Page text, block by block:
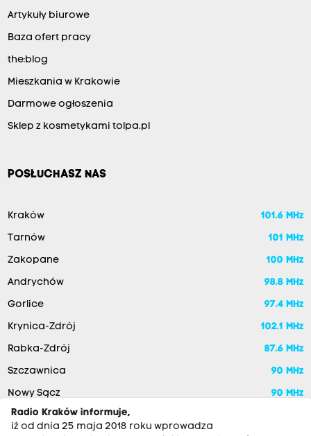
Artykuły biurowe
Baza ofert pracy
the:blog
Mieszkania w Krakowie
Darmowe ogłoszenia
Sklep z kosmetykami tolpa.pl
POSŁUCHASZ NAS
Kraków 101.6 MHz
Tarnów 101 MHz
Zakopane 100 MHz
Andrychów 98.8 MHz
Gorlice 97.4 MHz
Krynica-Zdrój 102.1 MHz
Rabka-Zdrój 87.6 MHz
Szczawnica 90 MHz
Nowy Sącz
90 MHz
Radio Kraków informuje,
iż od dnia 25 maja 2018 roku wprowadza